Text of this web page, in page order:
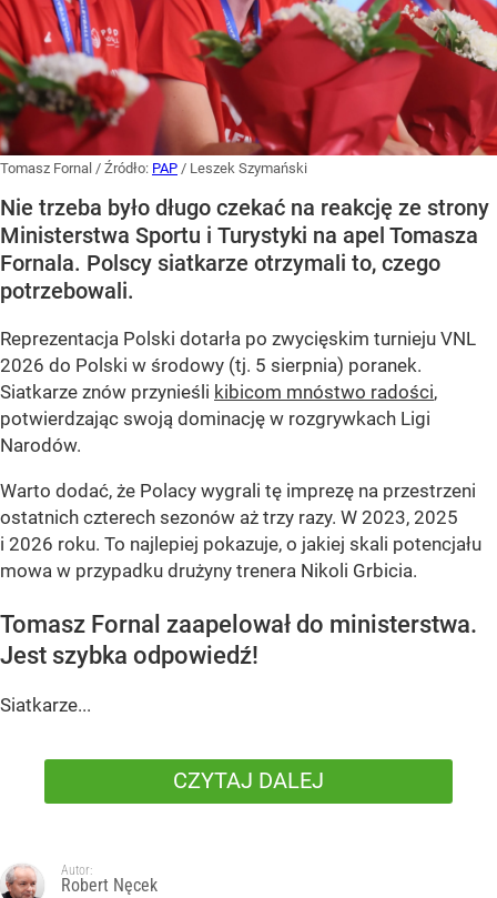
Tomasz Fornal / Źródło: PAP / Leszek Szymański
Nie trzeba było długo czekać na reakcję ze strony
Ministerstwa Sportu i Turystyki na apel Tomasza
Fornala. Polscy siatkarze otrzymali to, czego
potrzebowali.
Reprezentacja Polski dotarła po zwycięskim turnieju VNL
2026 do Polski w środowy (tj. 5 sierpnia) poranek.
Siatkarze znów przynieśli kibicom mnóstwo radości,
potwierdzając swoją dominację w rozgrywkach Ligi
Narodów.
Warto dodać, że Polacy wygrali tę imprezę na przestrzeni
ostatnich czterech sezonów aż trzy razy. W 2023, 2025
i 2026 roku. To najlepiej pokazuje, o jakiej skali potencjału
mowa w przypadku drużyny trenera Nikoli Grbicia.
Tomasz Fornal zaapelował do ministerstwa.
Jest szybka odpowiedź!
Siatkarze...
CZYTAJ DALEJ
Autor:
Robert Nęcek